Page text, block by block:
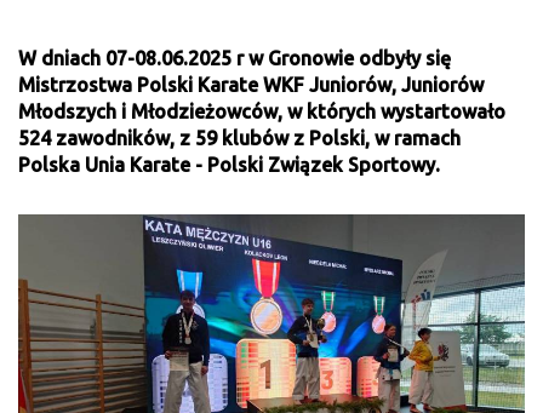
W dniach 07-08.06.2025 r w Gronowie odbyły się
Mistrzostwa Polski Karate WKF Juniorów, Juniorów
Młodszych i Młodzieżowców, w których wystartowało
524 zawodników, z 59 klubów z Polski, w ramach
Polska Unia Karate - Polski Związek Sportowy.